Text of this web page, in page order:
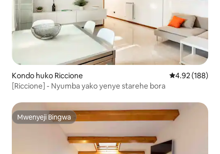
Kondo huko Riccione Ukadiriaji wa
4.92 (188)
[Riccione] - Nyumba yako yenye starehe bora
Mwenyeji Bingwa
Mwenyeji Bingwa